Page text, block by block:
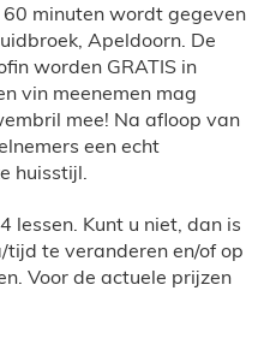
60 minuten wordt gegeven
Apeldoorn. De
worden GRATIS in
vin meenemen mag
mee! Na afloop van
een echt
huisstijl.
lessen. Kunt u niet, dan is
te veranderen en/of op
Voor de actuele prijzen